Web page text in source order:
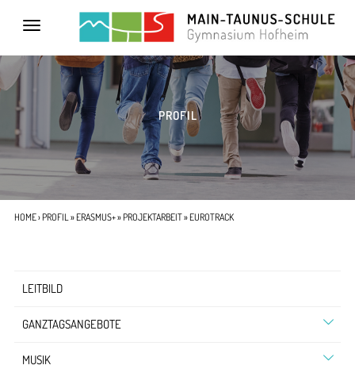
Toggle
PROFIL
HOME›PROFIL»ERASMUS+»PROJEKTARBEIT» EUROTRACK
LEITBILD
GANZTAGSANGEBOTE
MUSIK